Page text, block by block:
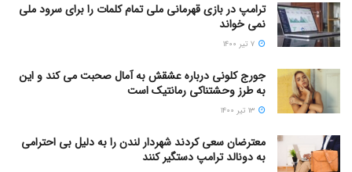
ترامپ در بازی قهرمانی ملی تمام کلمات را برای سرود ملی
نمی خواند
جورج کلونی درباره عشقش به آمال صحبت می کند و این
به طرز وحشتناکی رمانتیک است
معترضان سعی کردند شهردار لندن را به دلیل بی احترامی
به دونالد ترامپ دستگیر کنند